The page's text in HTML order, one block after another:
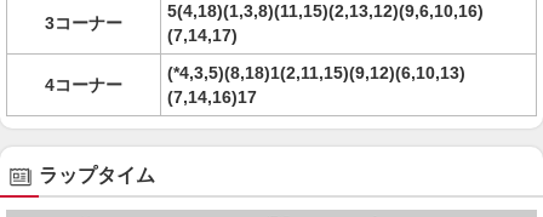
3コーナー
5(4,18)(1,3,8)(11,15)(2,13,12)(9,6,10,16)
(7,14,17)
4コーナー
(*4,3,5)(8,18)1(2,11,15)(9,12)(6,10,13)
(7,14,16)17
ラップタイム